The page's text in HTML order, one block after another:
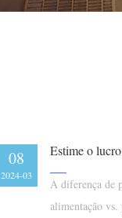
08
2024-03
A diferença de
alimentação